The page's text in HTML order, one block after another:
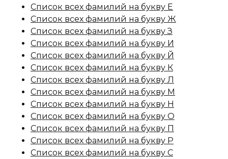
Список всех фамилий на букву Е
Список всех фамилий на букву Ж
Список всех фамилий на букву З
Список всех фамилий на букву И
Список всех фамилий на букву Й
Список всех фамилий на букву К
Список всех фамилий на букву Л
Список всех фамилий на букву М
Список всех фамилий на букву Н
Список всех фамилий на букву О
Список всех фамилий на букву П
Список всех фамилий на букву Р
Список всех фамилий на букву С